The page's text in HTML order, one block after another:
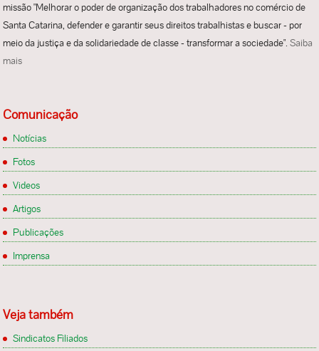
missão "Melhorar o poder de organização dos trabalhadores no comércio de
Santa Catarina, defender e garantir seus direitos trabalhistas e buscar - por
meio da justiça e da solidariedade de classe - transformar a sociedade".Saiba
mais
Comunicação
Notícias
Fotos
Videos
Artigos
Publicações
Imprensa
Veja também
Sindicatos Filiados